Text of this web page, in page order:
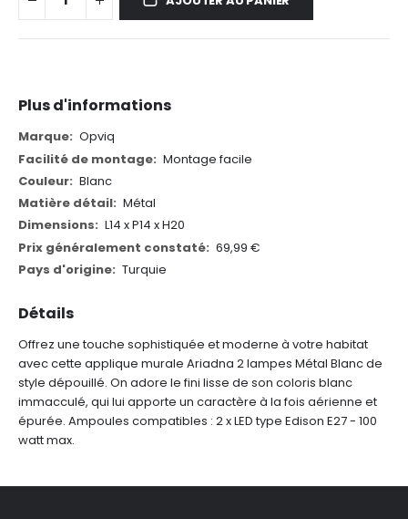
Détails
Offrez une touche sophistiquée et moderne à votre habitat
avec cette applique murale Ariadna 2 lampes Métal Blanc de
style dépouillé. On adore le fini lisse de son coloris blanc
immacculé, qui lui apporte un caractère à la fois aérienne et
épurée. Ampoules compatibles : 2 x LED type Edison E27 - 100
watt max.
Plus d'informations
Plus
d'informations
Opviq
Montage facile
Blanc
Métal
L14 x P14 x H20
69,99 €
Turquie